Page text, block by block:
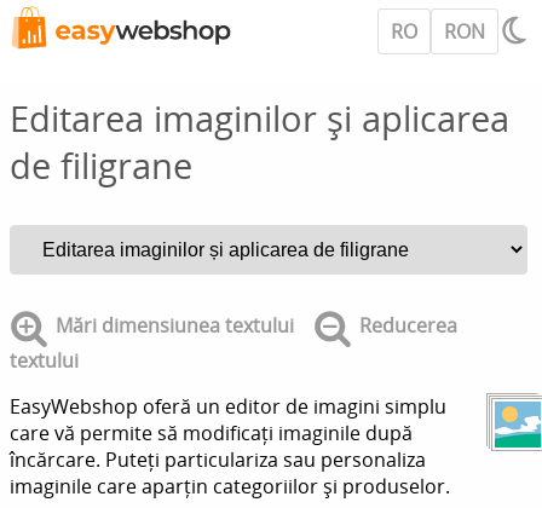
RO RON
Editarea imaginilor și aplicarea
de filigrane
Mări dimensiunea textului
Reducerea
textului
EasyWebshop oferă un editor de imagini simplu
care vă permite să modificați imaginile după
încărcare. Puteți particulariza sau personaliza
imaginile care aparțin categoriilor și produselor.